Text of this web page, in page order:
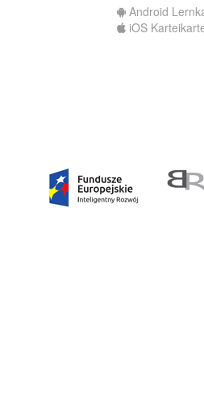
Android
iOS